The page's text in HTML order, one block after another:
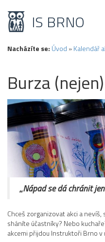
IS BRNO
Nacházíte se: Úvod »Kalendář
Burza
„Nápad se dá chránit
Chceš zorganizovat akci a
sháníte účastníky? Nebo
akcemi přijdou Instruktoři Brno v